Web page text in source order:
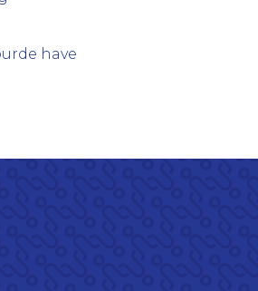
have